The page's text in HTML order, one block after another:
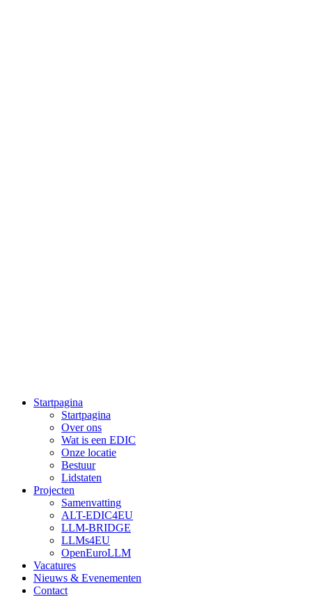
Startpagina
Startpagina
Over ons
Wat is een EDIC
Onze locatie
Bestuur
Lidstaten
Projecten
Samenvatting
ALT-EDIC4EU
LLM-BRIDGE
LLMs4EU
OpenEuroLLM
Vacatures
Nieuws & Evenementen
Contact